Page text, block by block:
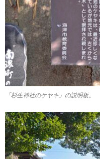
「杉生神社のケヤキ」の説明板。